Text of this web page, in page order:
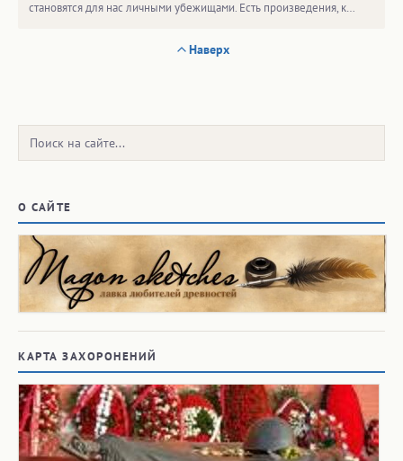
становятся для нас личными убежищами. Есть произведения, к…
Наверх
Поиск:
О САЙТЕ
КАРТА ЗАХОРОНЕНИЙ